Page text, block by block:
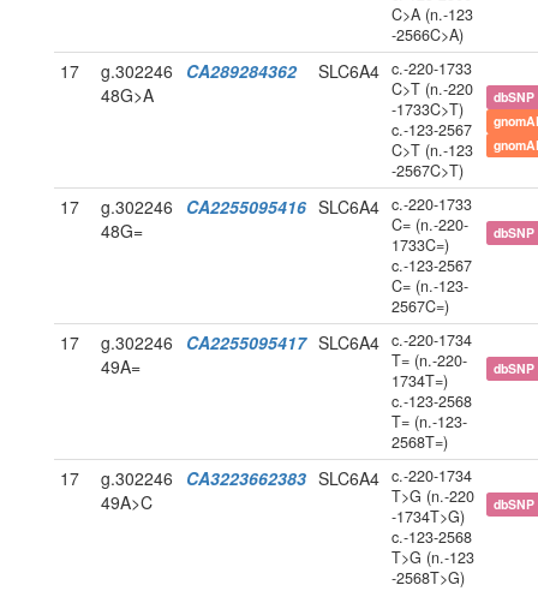
C>A (n.-123
-2566C>A)
17
g.302246
48G>A
CA289284362 SLC6A4 c.-220-1733
C>T (n.-220
-1733C>T)
c.-123-2567
C>T (n.-123
-2567C>T)
dbSNP
17
g.302246
48G=
CA2255095416 SLC6A4 c.-220-1733
C= (n.-220-
1733C=)
c.-123-2567
C= (n.-123-
2567C=)
dbSNP
17
g.302246
49A=
CA2255095417 SLC6A4 c.-220-1734
T= (n.-220-
1734T=)
c.-123-2568
T= (n.-123-
2568T=)
dbSNP
17
g.302246
49A>C
CA3223662383 SLC6A4 c.-220-1734
T>G (n.-220
-1734T>G)
c.-123-2568
T>G (n.-123
-2568T>G)
dbSNP